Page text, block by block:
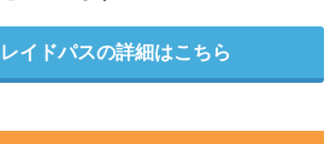
イドパスの詳細はこちら